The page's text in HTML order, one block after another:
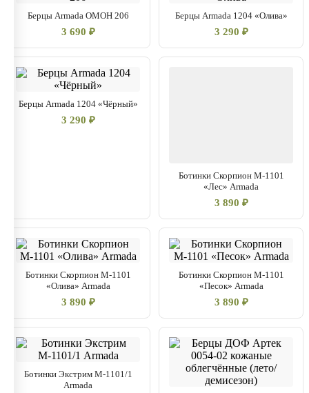
Берцы Armada ОМОН 206
3 690 ₽
Берцы Armada 1204 «Олива»
3 290 ₽
Берцы Armada 1204 «Чёрный»
3 290 ₽
Ботинки Скорпион М-1101
«Лес» Armada
3 890 ₽
Ботинки Скорпион М-1101
«Олива» Armada
3 890 ₽
Ботинки Скорпион М-1101
«Песок» Armada
3 890 ₽
Ботинки Экстрим М-1101/1
Armada